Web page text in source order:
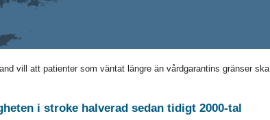
vill att patienter som väntat längre än vårdgarantins gränser ska
i stroke halverad sedan tidigt 2000-tal